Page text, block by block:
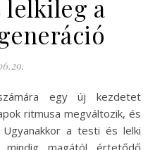
a
ritmusa megváltozik, és
a testi és lelki
mindig magától értetődő